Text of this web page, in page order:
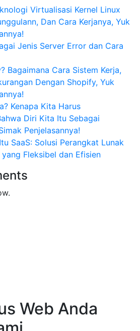
Virtualisasi Kernel Linux
Dan Cara Kerjanya, Yuk
Jenis Server Error dan Cara
Bagaimana Cara Sistem Kerja,
Dengan Shopify, Yuk
Kenapa Kita Harus
Diri Kita Itu Sebagai
Penjelasannya!
SaaS: Solusi Perangkat Lunak
Fleksibel dan Efisien
Web Anda